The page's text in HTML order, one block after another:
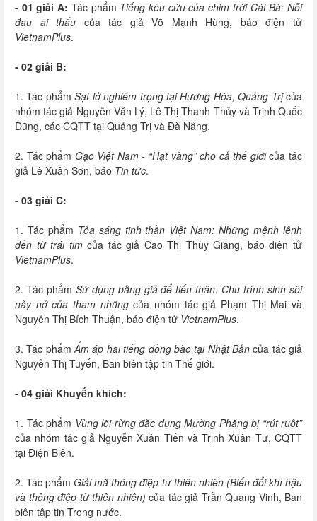
- 01 giải A: Tác phẩm Tiếng kêu cứu của chim trời Cát Bà: Nỗi
đau ai thấu của tác giả Võ Mạnh Hùng, báo điện tử
VietnamPlus.
- 02 giải B:
1. Tác phẩmSạt lở nghiêm trọng tại Hướng Hóa, Quảng Trịcủa
nhóm tác giả Nguyễn Văn Lý, Lê Thị Thanh Thủy và Trịnh Quốc
Dũng, các CQTT tại Quảng Trị và Đà Nẵng.
2. Tác phẩm Gạo Việt Nam - “Hạt vàng” cho cả thế giớicủa tác
giả Lê Xuân Sơn, báo Tin tức.
- 03 giải C:
1. Tác phẩm Tỏa sáng tinh thần Việt Nam: Những mệnh lệnh
đến từ trái timcủa tác giả Cao Thị Thùy Giang, báo điện tử
VietnamPlus.
2. Tác phẩm Sử dụng bằng giả để tiến thân: Chu trình sinh sôi
nảy nở của tham nhũngcủa nhóm tác giả Phạm Thị Mai và
Nguyễn Thị Bích Thuận, báo điện tử VietnamPlus.
3. Tác phẩmẤm áp hai tiếng đồng bào tại Nhật Bảncủa tác giả
Nguyễn Thị Tuyến, Ban biên tập tin Thế giới.
- 04 giải Khuyến khích:
1. Tác phẩm Vùng lõi rừng đặc dụng Mường Phăng bị “rút ruột”
của nhóm tác giả Nguyễn Xuân Tiến và Trịnh Xuân Tư, CQTT
tại Điện Biên.
2. Tác phẩmGiải mã thông điệp từ thiên nhiên (Biến đổi khí hậu
và thông điệp từ thiên nhiên) của tác giả Trần Quang Vinh, Ban
biên tập tin Trong nước.